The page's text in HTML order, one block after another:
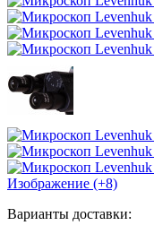
Изображение (+8)
Варианты доставки: